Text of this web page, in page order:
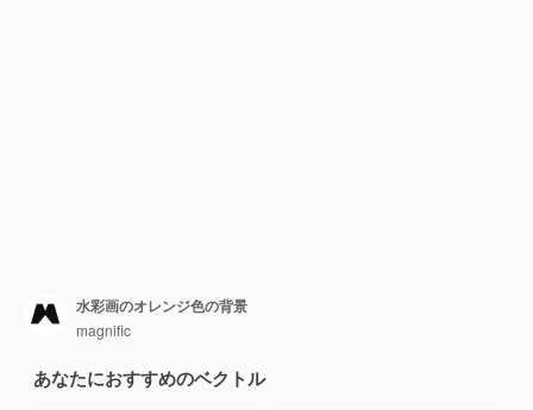
水彩画のオレンジ色の背景
magnific
あなたにおすすめのベクトル